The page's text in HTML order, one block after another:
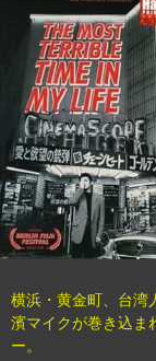
横浜・黄金町、台湾
濱マイクが巻き込ま
ー。